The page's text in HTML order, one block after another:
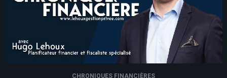
CHRONIQUES FINANCIÈRES